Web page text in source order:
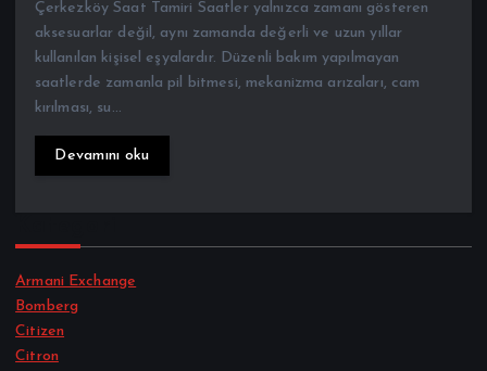
Çerkezköy Saat Tamiri Saatler yalnızca zamanı gösteren
aksesuarlar değil, aynı zamanda değerli ve uzun yıllar
kullanılan kişisel eşyalardır. Düzenli bakım yapılmayan
saatlerde zamanla pil bitmesi, mekanizma arızaları, cam
kırılması, su…
Devamını oku
Armani Exchange
Bomberg
Citizen
Citron